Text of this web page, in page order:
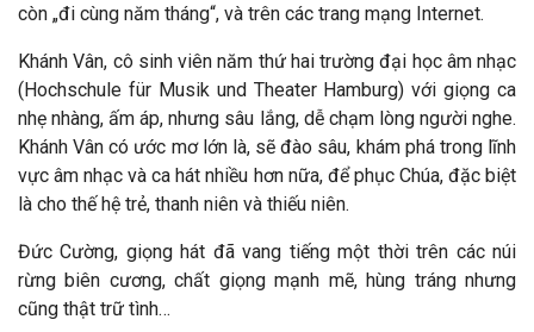
còn „đi cùng năm tháng“, và trên các trang mạng Internet.
Khánh Vân, cô sinh viên năm thứ hai trường đại học âm nhạc
(Hochschule für Musik und Theater Hamburg) với giọng ca
nhẹ nhàng, ấm áp, nhưng sâu lắng, dễ chạm lòng người nghe.
Khánh Vân có ước mơ lớn là, sẽ đào sâu, khám phá trong lĩnh
vực âm nhạc và ca hát nhiều hơn nữa, để phục Chúa, đặc biệt
là cho thế hệ trẻ, thanh niên và thiếu niên.
Đức Cường, giọng hát đã vang tiếng một thời trên các núi
rừng biên cương, chất giọng mạnh mẽ, hùng tráng nhưng
cũng thật trữ tình…